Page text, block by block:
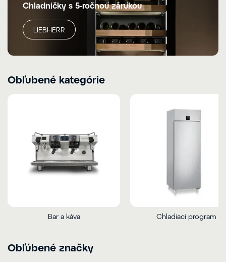
Chladničky s 5-ročnou zárukou
LIEBHERR
Obľubené kategórie
Bar a káva Chladiaci program
Obľúbené značky